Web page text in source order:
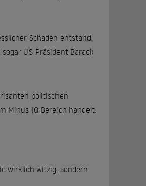
Schaden entstand,
US-Präsident Barack
politischen
Minus-IQ-Bereich handelt.
wirklich witzig, sondern